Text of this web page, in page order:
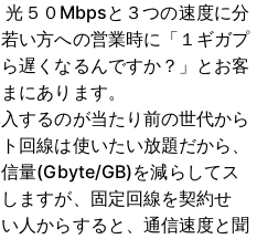
５０Mbpsと３つの速度に分
い方への営業時に「１ギガプ
遅くなるんですか？」とお客
にあります。
するのが当たり前の世代から
回線は使いたい放題だから、
量(Gbyte/GB)を減らしてス
ますが、固定回線を契約せ
人からすると、通信速度と聞